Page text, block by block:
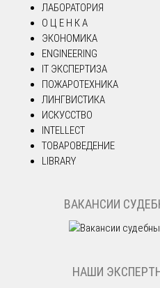
ЛАБОРАТОРИЯ
О Ц Е Н К А
ЭКОНОМИКА
ENGINEERING
IT ЭКСПЕРТИЗА
ПОЖАРОТЕХНИКА
ЛИНГВИСТИКА
ИСКУССТВО
INTELLECT
ТОВАРОВЕДЕНИЕ
LIBRARY
ВАКАНСИИ
НАШИ